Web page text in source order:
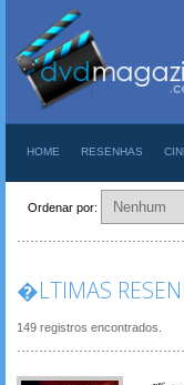
HOME RESENHAS
Ordenar por:
�LTIMAS
149 registros encontrados.